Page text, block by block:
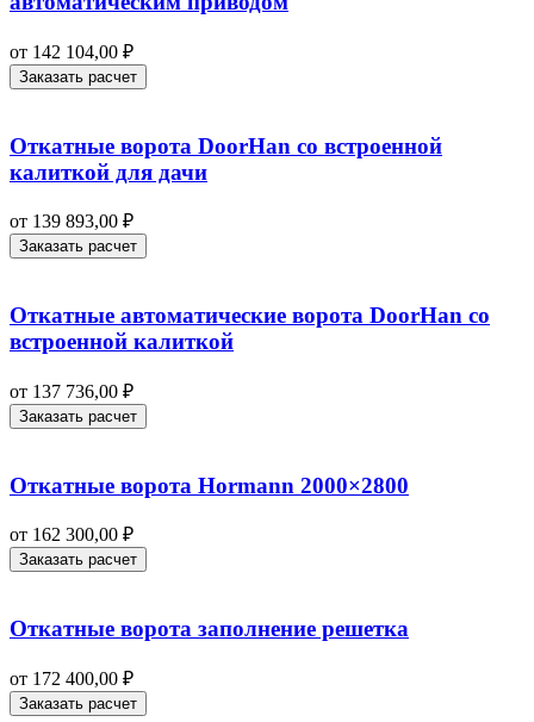
от 142 104,00 ₽
Заказать расчет
Откатные ворота DoorHan со встроенной
калиткой для дачи
от 139 893,00 ₽
Заказать расчет
Откатные автоматические ворота DoorHan со
встроенной калиткой
от 137 736,00 ₽
Заказать расчет
Откатные ворота Hormann 2000×2800
от 162 300,00 ₽
Заказать расчет
Откатные ворота заполнение решетка
от 172 400,00 ₽
Заказать расчет